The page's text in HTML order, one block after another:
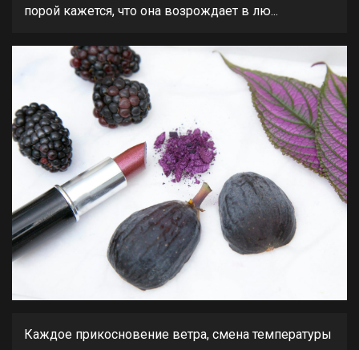
порой кажется, что она возрождает в лю...
Каждое прикосновение ветра, смена температуры